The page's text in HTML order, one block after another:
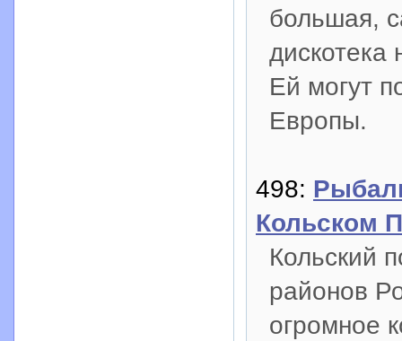
большая,
дискотека
Ей могут
Европы.
498:
Кольском
Кольский
районов
огромное